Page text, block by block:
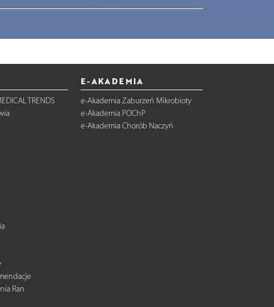
TRENDS
Ran
E-AKADEMIA
e-Akademia Zaburzeń Mikrobioty
e-Akademia POChP
e-Akademia Chorób Naczyń